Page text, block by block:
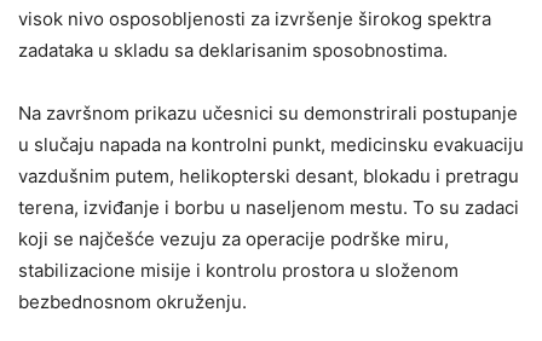
visok nivo osposobljenosti za izvršenje širokog spektra
zadataka u skladu sa deklarisanim sposobnostima.
Na završnom prikazu učesnici su demonstrirali postupanje
u slučaju napada na kontrolni punkt, medicinsku evakuaciju
vazdušnim putem, helikopterski desant, blokadu i pretragu
terena, izviđanje i borbu u naseljenom mestu. To su zadaci
koji se najčešće vezuju za operacije podrške miru,
stabilizacione misije i kontrolu prostora u složenom
bezbednosnom okruženju.